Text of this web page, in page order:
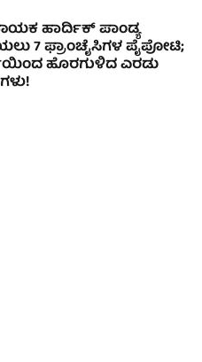
ಹಾರ್ದಿಕ್ ಪಾಂಡ್ಯ
7 ಫ್ರಾಂಚೈಸಿಗಳ ಪೈಪೋಟಿ;
ಹೊರಗುಳಿದ ಎರಡು